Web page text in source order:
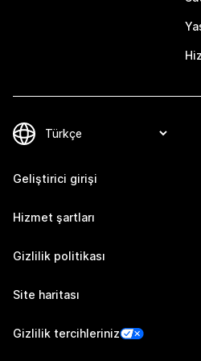
Geliştirici girişi
Hizmet şartları
Gizlilik politikası
Site haritası
Gizlilik tercihleriniz